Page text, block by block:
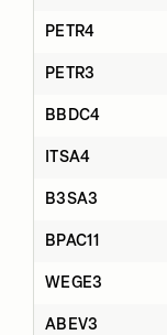
PETR4
PETR3
BBDC4
ITSA4
B3SA3
BPAC11
WEGE3
ABEV3